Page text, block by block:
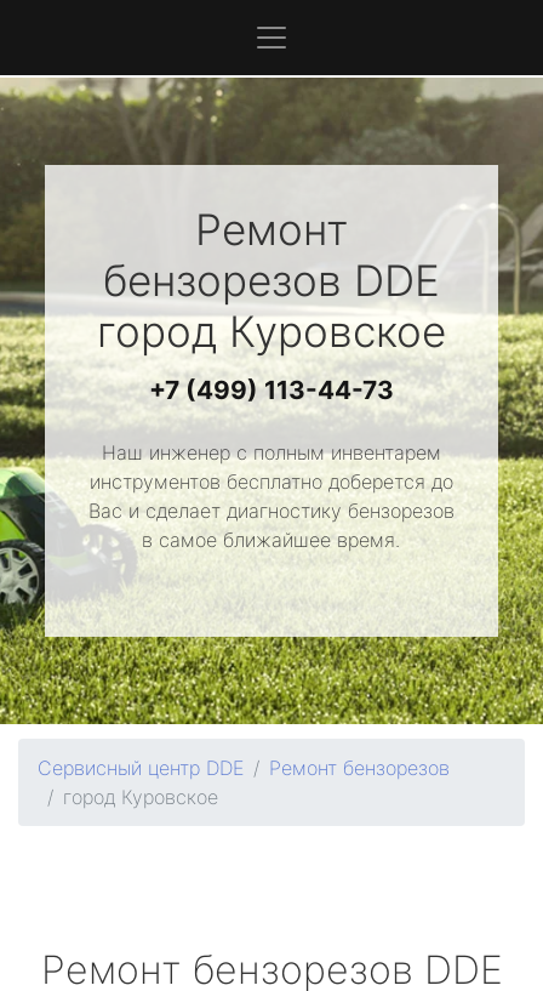
Ремонт
бензорезов DDE
город Куровское
+7 (499) 113-44-73
Наш инженер с полным инвентарем
инструментов бесплатно доберется до
Вас и сделает диагностику бензорезов
в самое ближайшее время.
Сервисный центр DDE
Ремонт бензорезов
город Куровское
Ремонт бензорезов DDE